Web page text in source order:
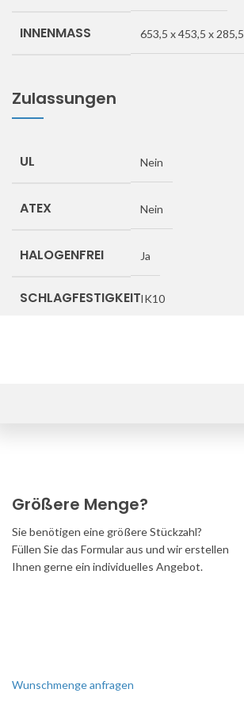
INNENMASS 653,5 x 453,5 x 285,5
Zulassungen
UL Nein
ATEX Nein
HALOGENFREI Ja
SCHLAGFESTIGKEITIK10
Größere Menge?
Sie benötigen eine größere Stückzahl?
Füllen Sie das Formular aus und wir erstellen
Ihnen gerne ein individuelles Angebot.
Wunschmenge anfragen